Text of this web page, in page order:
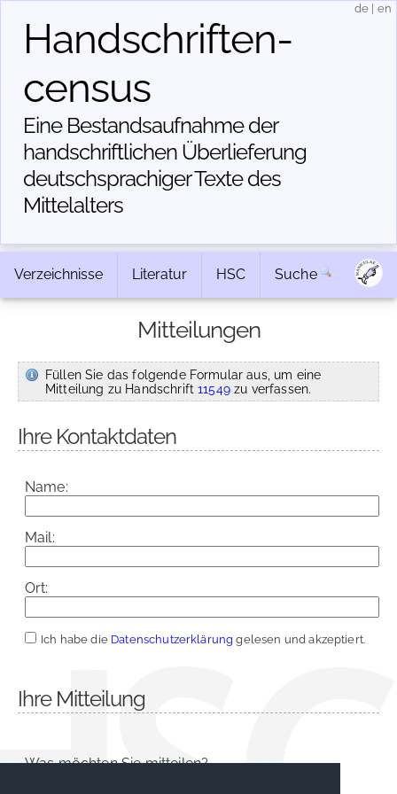
Handschriften­
census
Eine Bestandsaufnahme der
handschriftlichen Über­lieferung
deutschsprachiger Texte des
Mittelalters
de en
Verzeichnisse Literatur HSC Suche
Mitteilungen
Füllen Sie das folgende Formular aus, um eine
Mitteilung zu Handschrift11549zu verfassen.
Ihre Kontaktdaten
Name:
Mail:
Ort:
Ich habe die Datenschutzerklärung gelesen und akzeptiert.
Ihre Mitteilung
Was möchten Sie mitteilen?